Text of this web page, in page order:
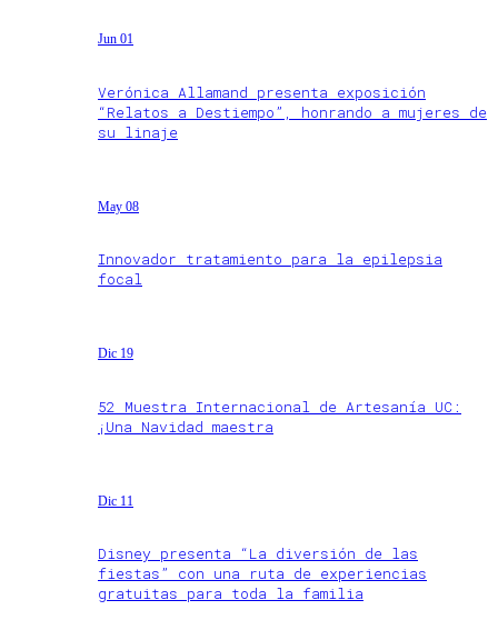
Jun 01
Verónica Allamand presenta exposición
“Relatos a Destiempo”, honrando a mujeres de
su linaje
May 08
Innovador tratamiento para la epilepsia
focal
Dic 19
52 Muestra Internacional de Artesanía UC:
¡Una Navidad maestra
Dic 11
Disney presenta “La diversión de las
fiestas” con una ruta de experiencias
gratuitas para toda la familia